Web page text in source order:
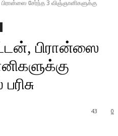
பிரான்ஸை சேர்ந்த 3 விஞ்ஞானிகளுக்கு
பிரான்ஸை
0
43